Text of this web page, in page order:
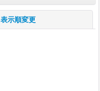
表示順変更